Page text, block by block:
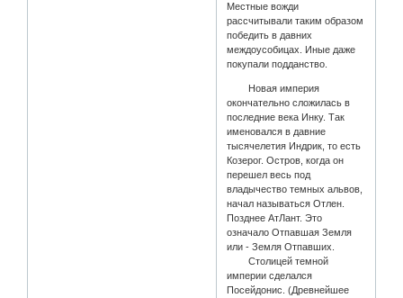
Местные вожди
рассчитывали таким образом
победить в давних
междоусобицах. Иные даже
покупали подданство.
Новая империя
окончательно сложилась в
последние века Инку. Так
именовался в давние
тысячелетия Индрик, то есть
Козерог. Остров, когда он
перешел весь под
владычество темных альвов,
начал называться Отлен.
Позднее АтЛант. Это
означало Отпавшая Земля
или - Земля Отпавших.
Столицей темной
империи сделался
Посейдонис. (Древнейшее